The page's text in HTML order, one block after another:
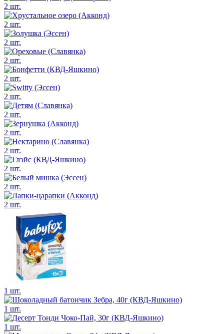
2 шт.
2 шт.
2 шт.
2 шт.
2 шт.
2 шт.
2 шт.
2 шт.
2 шт.
2 шт.
2 шт.
2 шт.
1 шт.
1 шт.
1 шт.